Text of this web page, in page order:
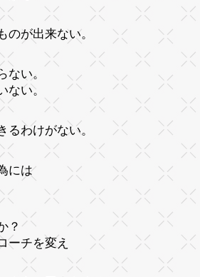
のが出来ない。
ない。
ない。
るわけがない。
には
？
ーチを変え